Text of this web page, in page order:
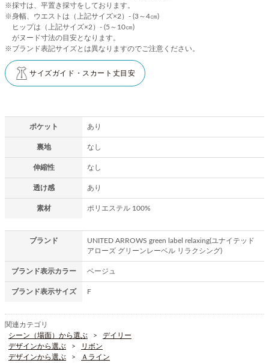
※採寸は、平置き採寸をしております。
※身幅、ウエストは（上記サイズ×2）- (3～4㎝)
ヒップは（上記サイズ×2）- (5～10㎝)
がヌード寸法の目安となります。
※ブランド表記サイズとは異なりますのでご注意ください。
サイズガイド・スカート丈目安
ポケット あり
裏地 なし
伸縮性 なし
透け感 あり
素材 ポリエステル 100%
ブランド
UNITED ARROWS green label relaxing(ユナイテッド
アローズ グリーンレーベル リラクシング)
ブランド表示カラー ベージュ
ブランド表示サイズ F
関連カテゴリ
シーン（場面）から選ぶ
デイリー
デザインから選ぶ
リボン
デザインから選ぶ
Ａライン